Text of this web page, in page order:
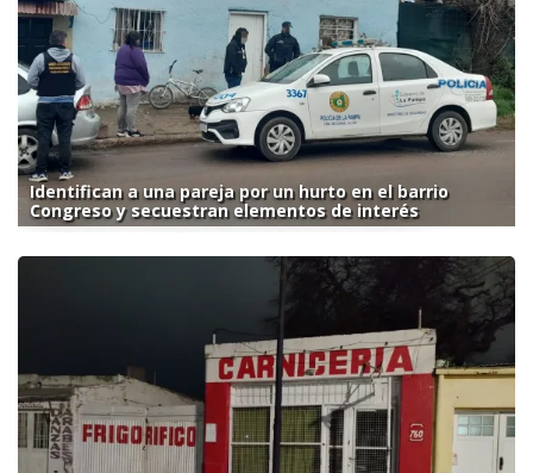
Identifican a una pareja por un hurto en el barrio
Congreso y secuestran elementos de interés